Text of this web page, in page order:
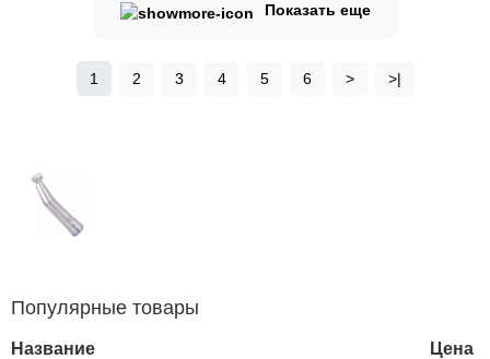
Показать еще
1 2 3 4 5 6 > >|
Популярные товары
Название Цена